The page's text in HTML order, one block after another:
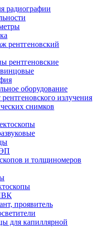
радиографии
рентгеновский
рентгеновские
оборудование
излучения
снимков
и толщиномеров
проявитель
для капиллярной